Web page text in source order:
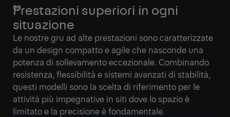
Prestazioni superiori in ogni
situazione
Le nostre gru ad alte prestazioni sono caratterizzate
da un design compatto e agile che nasconde una
potenza di sollevamento eccezionale. Combinando
resistenza, flessibilità e sistemi avanzati di stabilità,
questi modelli sono la scelta di riferimento per le
attività più impegnative in siti dove lo spazio è
limitato e la precisione è fondamentale.